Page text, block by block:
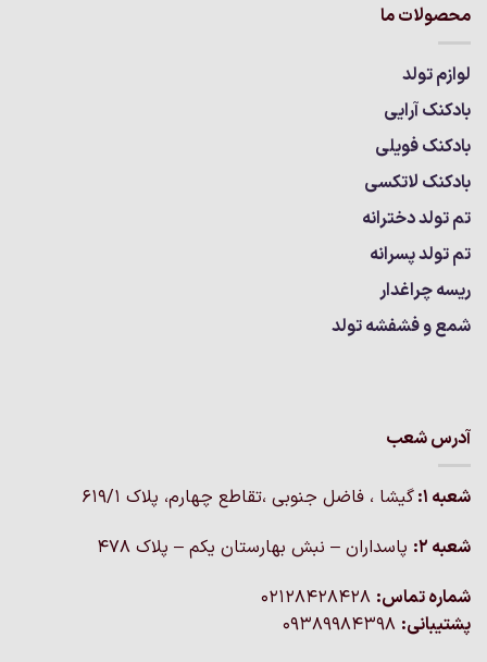
محصولات ما
لوازم تولد
بادکنک آرایی
بادکنک فویلی
بادکنک لاتکسی
تم تولد دخترانه
تم تولد پسرانه
ریسه چراغدار
شمع و فشفشه تولد
آدرس شعب
شعبه 1:
گيشا ، فاضل جنوبی ،تقاطع چهارم، پلاک 619/1
شعبه 2:
پاسداران – نبش بهارستان یکم – پلاک ۴۷۸
شماره تماس:
پشتیبانی: